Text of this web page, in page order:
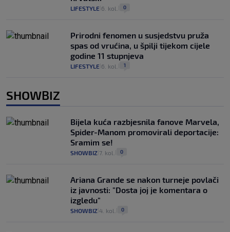
LIFESTYLE 6. kol. 0
Prirodni fenomen u susjedstvu pruža
spas od vrućina, u špilji tijekom cijele
godine 11 stupnjeva
LIFESTYLE 6. kol. 1
SHOWBIZ
Bijela kuća razbjesnila fanove Marvela,
Spider-Manom promovirali deportacije:
Sramim se!
SHOWBIZ 7. kol. 0
Ariana Grande se nakon turneje povlači
iz javnosti: "Dosta joj je komentara o
izgledu"
SHOWBIZ 4. kol. 0